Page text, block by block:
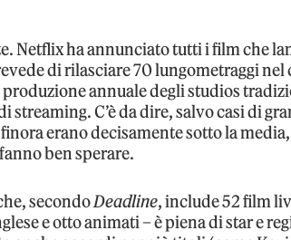
Netflix ha annunciato tutti i film che
di rilasciare 70 lungometraggi nel
produzione annuale degli studios
streaming. C’è da dire, salvo casi di
erano decisamente sotto la
ben sperare.
secondoDeadline, include 52 film
e otto animati – è piena di star e